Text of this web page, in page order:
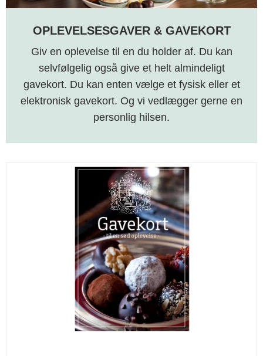
OPLEVELSESGAVER & GAVEKORT
Giv en oplevelse til en du holder af. Du kan
selvfølgelig også give et helt almindeligt
gavekort. Du kan enten vælge et fysisk eller et
elektronisk gavekort. Og vi vedlægger gerne en
personlig hilsen.